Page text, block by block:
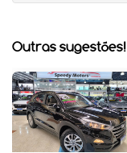
Outras sugestões!